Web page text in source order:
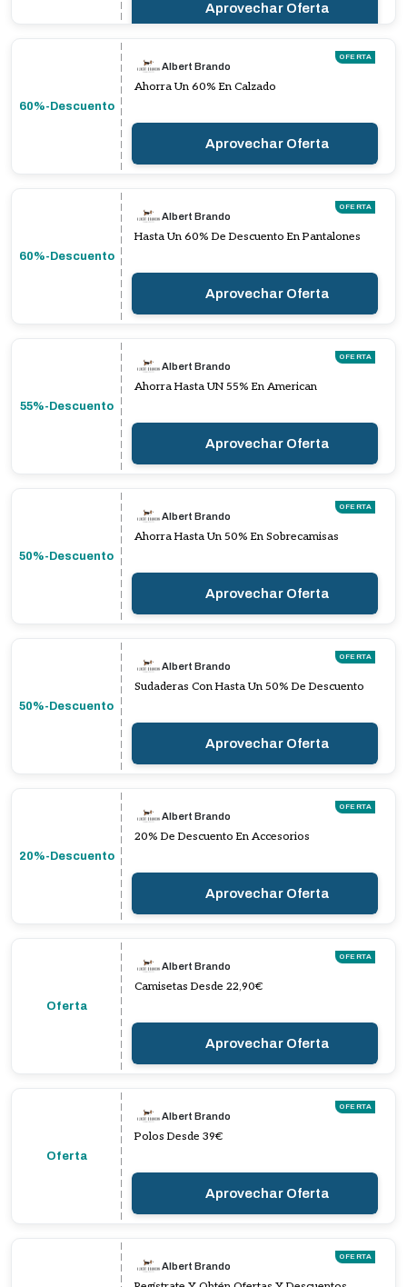
Aprovechar Oferta
60%-Descuento
OFERTA
Albert Brando
Ahorra Un 60% En Calzado
Aprovechar Oferta
60%-Descuento
OFERTA
Albert Brando
Hasta Un 60% De Descuento En Pantalones
Aprovechar Oferta
55%-Descuento
OFERTA
Albert Brando
Ahorra Hasta UN 55% En American
Aprovechar Oferta
50%-Descuento
OFERTA
Albert Brando
Ahorra Hasta Un 50% En Sobrecamisas
Aprovechar Oferta
50%-Descuento
OFERTA
Albert Brando
Sudaderas Con Hasta Un 50% De Descuento
Aprovechar Oferta
20%-Descuento
OFERTA
Albert Brando
20% De Descuento En Accesorios
Aprovechar Oferta
Oferta
OFERTA
Albert Brando
Camisetas Desde 22,90€
Aprovechar Oferta
Oferta
OFERTA
Albert Brando
Polos Desde 39€
Aprovechar Oferta
OFERTA
Albert Brando